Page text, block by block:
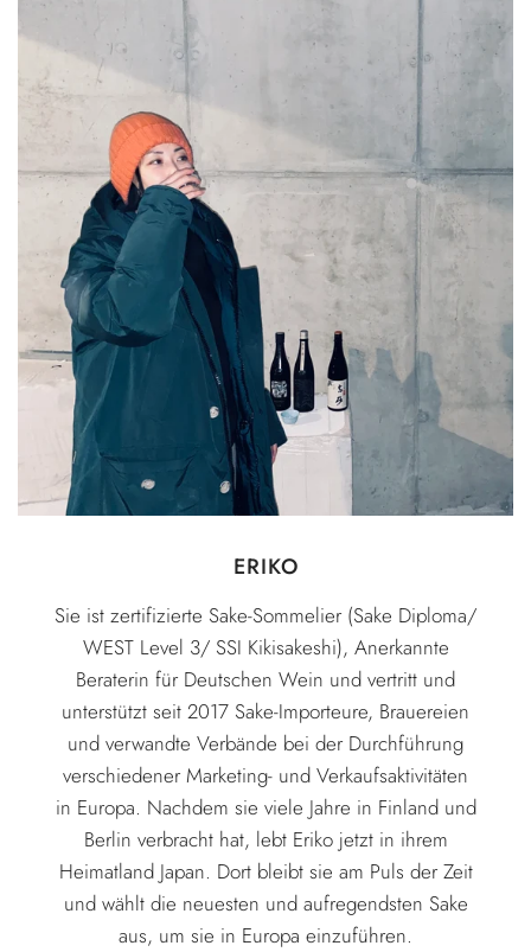
ERIKO
Sie ist zertifizierte Sake-Sommelier (Sake Diploma/
WEST Level 3/ SSI Kikisakeshi), Anerkannte
Beraterin für Deutschen Wein und vertritt und
unterstützt seit 2017 Sake-Importeure, Brauereien
und verwandte Verbände bei der Durchführung
verschiedener Marketing- und Verkaufsaktivitäten
in Europa. Nachdem sie viele Jahre in Finland und
Berlin verbracht hat, lebt Eriko jetzt in ihrem
Heimatland Japan. Dort bleibt sie am Puls der Zeit
und wählt die neuesten und aufregendsten Sake
aus, um sie in Europa einzuführen.